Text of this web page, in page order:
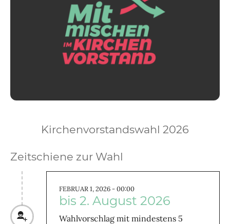
Kirchenvorstandswahl 2026
Zeitschiene zur Wahl
FEBRUAR 1, 2026 - 00:00
bis 2. August 2026
Wahlvorschlag mit mindestens 5